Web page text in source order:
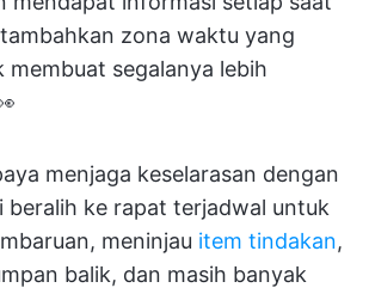
zona waktu yang
membuat segalanya lebih
menjaga keselarasan dengan
beralih ke rapat terjadwal untuk
meninjau item tindakan,
balik, dan masih banyak